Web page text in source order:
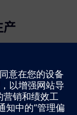
产
半导体行业运营
分实现全面的数